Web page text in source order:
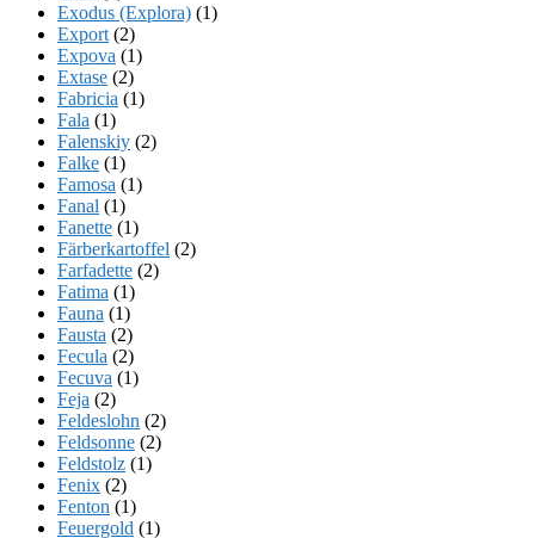
Exodus (Explora) (1)
Export (2)
Expova (1)
Extase (2)
Fabricia (1)
Fala (1)
Falenskiy (2)
Falke (1)
Famosa (1)
Fanal (1)
Fanette (1)
Färberkartoffel (2)
Farfadette (2)
Fatima (1)
Fauna (1)
Fausta (2)
Fecula (2)
Fecuva (1)
Feja (2)
Feldeslohn (2)
Feldsonne (2)
Feldstolz (1)
Fenix (2)
Fenton (1)
Feuergold (1)